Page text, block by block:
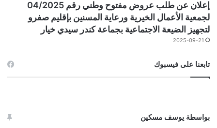
إعلان عن طلب عروض مفتوح وطني رقم 04/2025
لجمعية الأعمال الخيرية ورعاية المسنين بإقليم صفرو
لتجهيز الضيعة الاجتماعية بجماعة كندر سيدي خيار
2025-09-21
تابعنا على فيسبوك
بواسطة يوسف مسكين